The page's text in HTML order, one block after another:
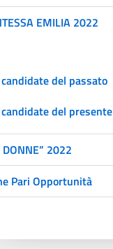
EMILIA 2022
del passato
del presente
DONNE” 2022
Pari Opportunità